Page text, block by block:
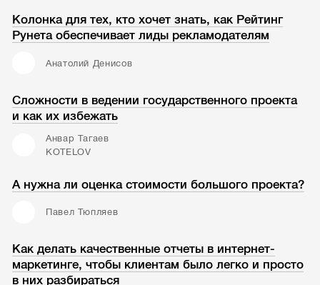
Колонка для тех, кто хочет знать, как Рейтинг
Рунета обеспечивает лиды рекламодателям
Анатолий Денисов
Сложности в ведении государственного проекта
и как их избежать
Анвар Тагаев
KOTELOV
А нужна ли оценка стоимости большого проекта?
Павел Тюпляев
Как делать качественные отчеты в интернет-
маркетинге, чтобы клиентам было легко и просто
в них разбираться